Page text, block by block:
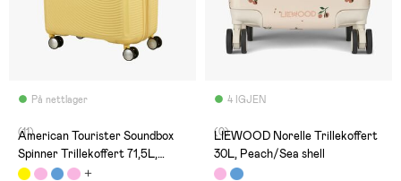
På nettlager
(11)
American Tourister Soundbox
Spinner Trillekoffert 71,5L,
Pastel Yellow
4 IGJEN
(0)
LIEWOOD Norelle Trillekoffert
30L, Peach/Sea shell